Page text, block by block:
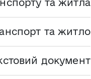
та житла
та житло
документ